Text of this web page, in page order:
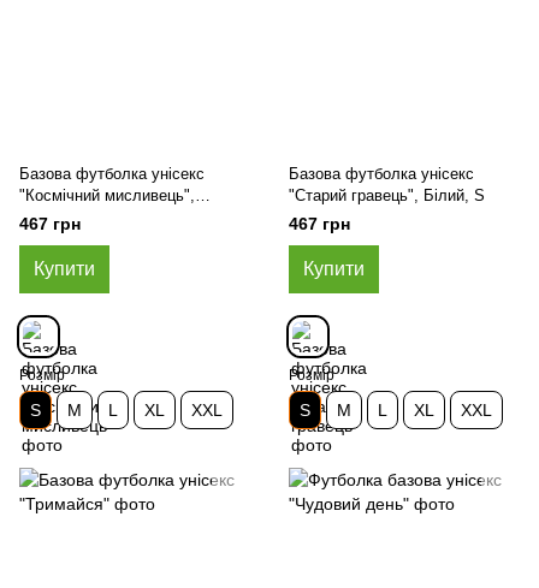
Базова футболка унісекс
"Космічний мисливець",
Чорний, S
467 грн
Купити
Розмір
S M L XL XXL
Базова футболка унісекс
"Старий гравець", Білий, S
467 грн
Купити
Розмір
S M L XL XXL